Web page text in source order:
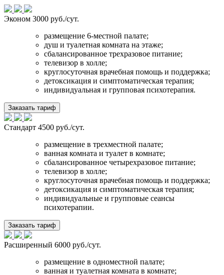
Эконом 3000 руб./сут.
размещение 6-местной палате;
душ и туалетная комната на этаже;
сбалансированное трехразовое питание;
телевизор в холле;
круглосуточная врачебная помощь и поддержка;
детоксикация и симптоматическая терапия;
индивидуальная и групповая психотерапия.
Заказать тариф
Стандарт 4500 руб./сут.
размещение в трехместной палате;
ванная комната и туалет в комнате;
сбалансированное четырехразовое питание;
телевизор в холле;
круглосуточная врачебная помощь и поддержка;
детоксикация и симптоматическая терапия;
индивидуальные и групповые сеансы
психотерапии.
Заказать тариф
Расширенный 6000 руб./сут.
размещение в одноместной палате;
ванная и туалетная комната в комнате;